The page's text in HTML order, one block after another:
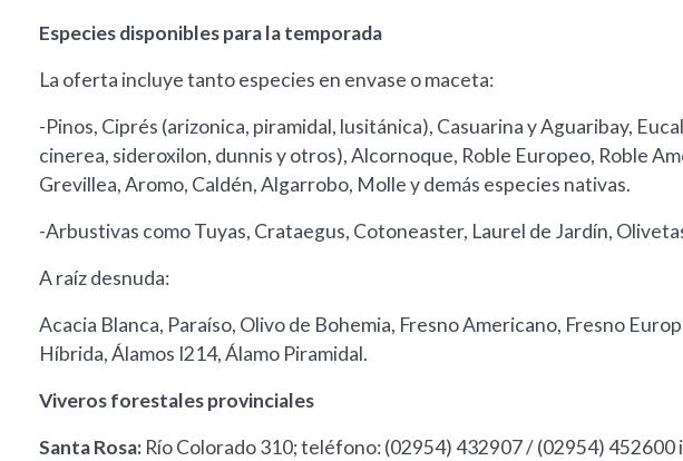
Especies disponibles para la temporada
La oferta incluye tanto especies en envase o maceta:
-Pinos, Ciprés (arizonica, piramidal, lusitánica), Casuarina y Aguaribay,
cinerea, sideroxilon, dunnis y otros), Alcornoque, Roble Europeo, Roble
Grevillea, Aromo, Caldén, Algarrobo, Molle y demás especies nativas.
-Arbustivas como Tuyas, Crataegus, Cotoneaster, Laurel de Jardín,
A raíz desnuda:
Acacia Blanca, Paraíso, Olivo de Bohemia, Fresno Americano, Fresno
Híbrida, Álamos I214, Álamo Piramidal.
Viveros forestales provinciales
Santa Rosa: Río Colorado 310; teléfono: (02954) 432907 / (02954) 452600